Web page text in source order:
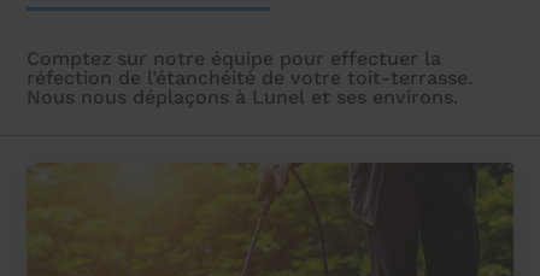
Comptez sur notre équipe pour effectuer la
réfection de l’étanchéité de votre toit-terrasse.
Nous nous déplaçons à Lunel et ses environs.